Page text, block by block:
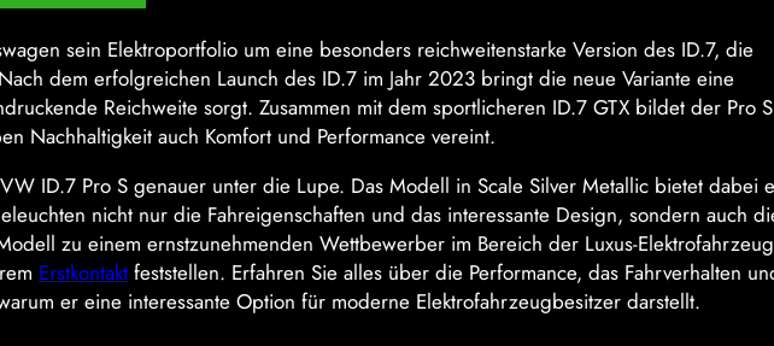
sein Elektroportfolio um eine besonders reichweitenstarke Version des ID.7, die
dem erfolgreichen Launch des ID.7 im Jahr 2023 bringt die neue Variante eine
Reichweite sorgt. Zusammen mit dem sportlicheren ID.7 GTX bildet der Pro
Nachhaltigkeit auch Komfort und Performance vereint.
ID.7 Pro S genauer unter die Lupe. Das Modell in Scale Silver Metallic bietet dabei
nicht nur die Fahreigenschaften und das interessante Design, sondern auch
zu einem ernstzunehmenden Wettbewerber im Bereich der Luxus-
Erstkontakt feststellen. Erfahren Sie alles über die Performance, das Fahrverhalten
er eine interessante Option für moderne Elektrofahrzeugbesitzer darstellt.